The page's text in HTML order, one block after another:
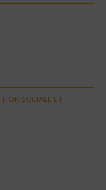
SOCIALE ET